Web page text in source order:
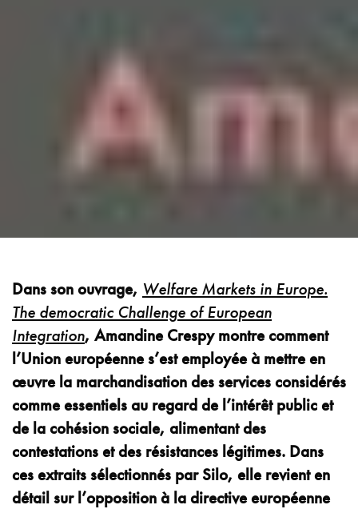
Dans son ouvrage, Welfare Markets in Europe.
The democratic Challenge of European
Integration, Amandine Crespy montre comment
l’Union européenne s’est employée à mettre en
œuvre la marchandisation des services considérés
comme essentiels au regard de l’intérêt public et
de la cohésion sociale, alimentant des
contestations et des résistances légitimes. Dans
ces extraits sélectionnés par Silo, elle revient en
détail sur l’opposition à la directive européenne